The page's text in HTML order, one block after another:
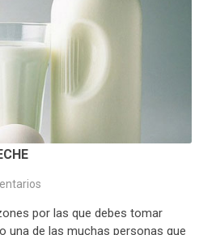
por las que debes tomar
una de las muchas personas que